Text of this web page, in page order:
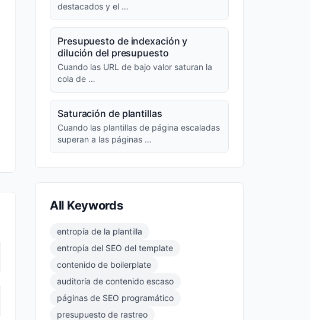
destacados y el …
Presupuesto de indexación y
dilución del presupuesto
Cuando las URL de bajo valor saturan la
cola de …
Saturación de plantillas
Cuando las plantillas de página escaladas
superan a las páginas …
All Keywords
entropía de la plantilla
entropía del SEO del template
contenido de boilerplate
auditoría de contenido escaso
páginas de SEO programático
presupuesto de rastreo